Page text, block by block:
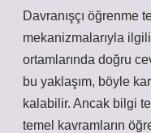
Davranışçı öğrenme
mekanizmalarıyla
ortamlarında doğru
bu yaklaşım, böyle
kalabilir. Ancak bilgi
temel kavramların